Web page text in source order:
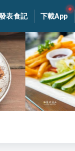
表食記 下載App